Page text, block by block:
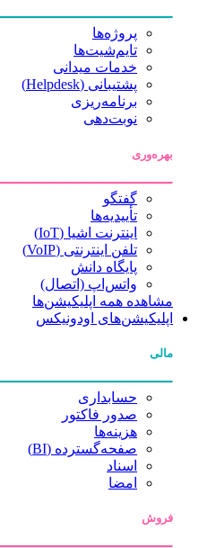
پروژه‌ها
تایم‌شیت‌ها
خدمات میدانی
پشتیبانی (Helpdesk)
برنامه‌ریزی
نوبت‌دهی
بهره‌وری
گفتگو
تأییدیه‌ها
اینترنت اشیا (IoT)
تلفن اینترنتی (VoIP)
پایگاه دانش
واتس‌اپ (اتصال)
مشاهده همه اپلیکیشن‌ها
اپلیکیشن‌های اودونیکس
مالی
حسابداری
صدور فاکتور
هزینه‌ها
صفحه‌گسترده (BI)
اسناد
امضا
فروش